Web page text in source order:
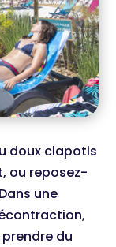
doux clapotis
ou reposez-
une
du